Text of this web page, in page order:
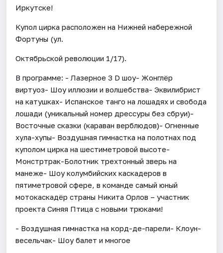
Иркутске!
Купол цирка расположен на Нижней набережной
Фортуны (ул.
Октябрьской революции 1/17).
В программе: - Лазерное 3 D шоу- Жонглёр
виртуоз- Шоу иллюзии и волшебства- Эквилибрист
на катушках- Испанское танго на лошадях и свобода
лошади (уникальный номер дрессуры без сбруи)-
Восточные сказки (караван верблюдов)- Огненные
хула-хупы- Воздушная гимнастка на полотнах под
куполом цирка на шестиметровой высоте-
Монстртрак-Болотник трехтонный зверь на
манеже- Шоу колумбийских каскадеров в
пятиметровой сфере, в команде самый юный
мотокаскадёр страны Никита Орлов – участник
проекта Синяя Птица с новыми трюками!
- Воздушная гимнастка на корд-де-парели- Клоун-
весельчак- Шоу балет и многое